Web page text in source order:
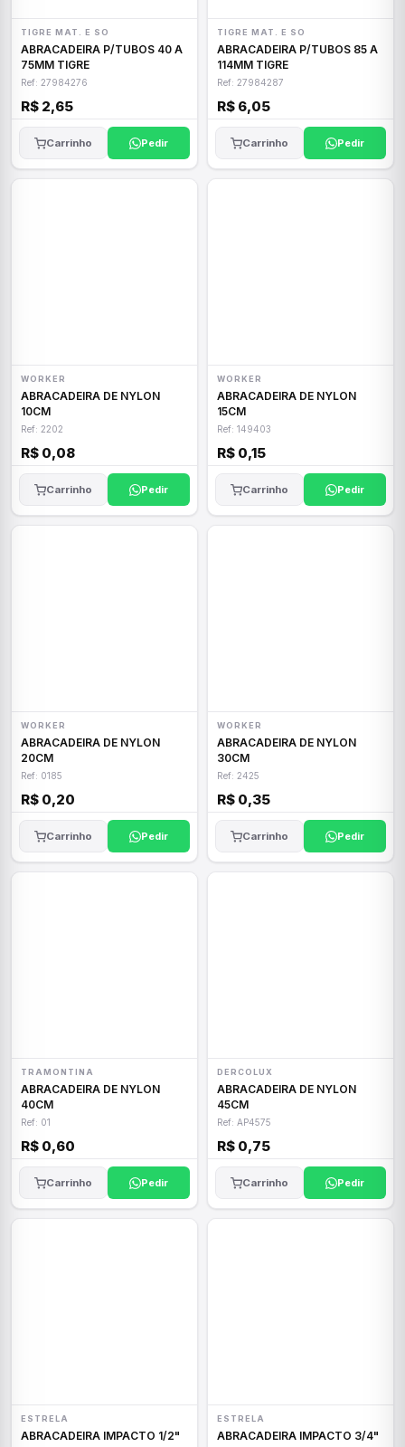
TIGRE MAT. E SO
ABRACADEIRA P/TUBOS 40 A
75MM TIGRE
Ref: 27984276
R$ 2,65
Carrinho Pedir
TIGRE MAT. E SO
ABRACADEIRA P/TUBOS 85 A
114MM TIGRE
Ref: 27984287
R$ 6,05
Carrinho Pedir
WORKER
ABRACADEIRA DE NYLON
10CM
Ref: 2202
R$ 0,08
Carrinho Pedir
WORKER
ABRACADEIRA DE NYLON
15CM
Ref: 149403
R$ 0,15
Carrinho Pedir
WORKER
ABRACADEIRA DE NYLON
20CM
Ref: 0185
R$ 0,20
Carrinho Pedir
WORKER
ABRACADEIRA DE NYLON
30CM
Ref: 2425
R$ 0,35
Carrinho Pedir
TRAMONTINA
ABRACADEIRA DE NYLON
40CM
Ref: 01
R$ 0,60
Carrinho Pedir
DERCOLUX
ABRACADEIRA DE NYLON
45CM
Ref: AP4575
R$ 0,75
Carrinho Pedir
ESTRELA
ABRACADEIRA IMPACTO 1/2"
ESTRELA
ABRACADEIRA IMPACTO 3/4"